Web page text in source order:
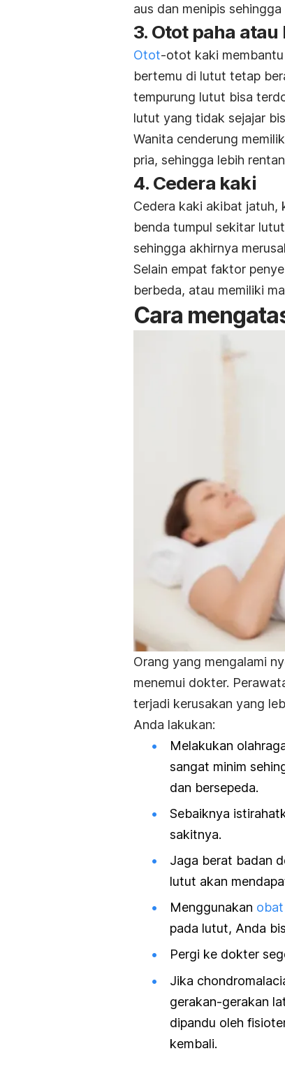
aus dan menipis
3. Otot paha
Otot-otot kaki
bertemu di lutut tetap
tempurung lutut bisa
lutut yang tidak sejajar
Wanita cenderung
pria, sehingga lebih
4. Cedera kaki
Cedera kaki akibat jatuh,
benda tumpul sekitar
sehingga akhirnya
Selain empat faktor
berbeda, atau memiliki
Cara
Orang yang mengalami
menemui dokter.
terjadi kerusakan yang
Anda lakukan:
Melakukan
sangat minim
dan bersepeda.
Sebaiknya
sakitnya.
Jaga berat badan
lutut akan
Menggunakan
pada lutut, Anda
Pergi ke dokter
Jika
gerakan-gerakan
dipandu oleh
kembali.